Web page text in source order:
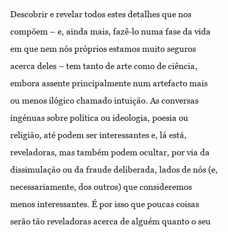
Descobrir e revelar todos estes detalhes que nos
compõem – e, ainda mais, fazê-lo numa fase da vida
em que nem nós próprios estamos muito seguros
acerca deles – tem tanto de arte como de ciência,
embora assente principalmente num artefacto mais
ou menos ilógico chamado intuição. As conversas
ingénuas sobre política ou ideologia, poesia ou
religião, até podem ser interessantes e, lá está,
reveladoras, mas também podem ocultar, por via da
dissimulação ou da fraude deliberada, lados de nós (e,
necessariamente, dos outros) que consideremos
menos interessantes. É por isso que poucas coisas
serão tão reveladoras acerca de alguém quanto o seu